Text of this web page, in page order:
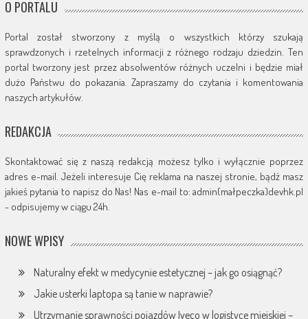
O PORTALU
Portal został stworzony z myślą o wszystkich którzy szukają
sprawdzonych i rzetelnych informacji z różnego rodzaju dziedzin. Ten
portal tworzony jest przez absolwentów różnych uczelni i będzie miał
dużo Państwu do pokazania. Zapraszamy do czytania i komentowania
naszych artykułów.
REDAKCJA
Skontaktować się z naszą redakcją możesz tylko i wyłącznie poprzez
adres e-mail. Jeżeli interesuje Cię reklama na naszej stronie, bądź masz
jakieś pytania to napisz do Nas! Nas e-mail to: admin(małpeczka)devhk.pl
- odpisujemy w ciągu 24h.
NOWE WPISY
Naturalny efekt w medycynie estetycznej – jak go osiągnąć?
Jakie usterki laptopa są tanie w naprawie?
Utrzymanie sprawności pojazdów Iveco w logistyce miejskiej –